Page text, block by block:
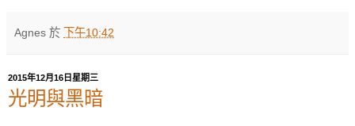
Agnes 於 下午10:42
2015年12月16日星期三
光明與黑暗